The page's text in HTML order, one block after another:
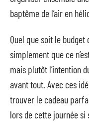
baptême de l’air en
Quel que soit le
simplement que ce
mais plutôt l’intention
avant tout. Avec ces
trouver le cadeau
lors de cette journée